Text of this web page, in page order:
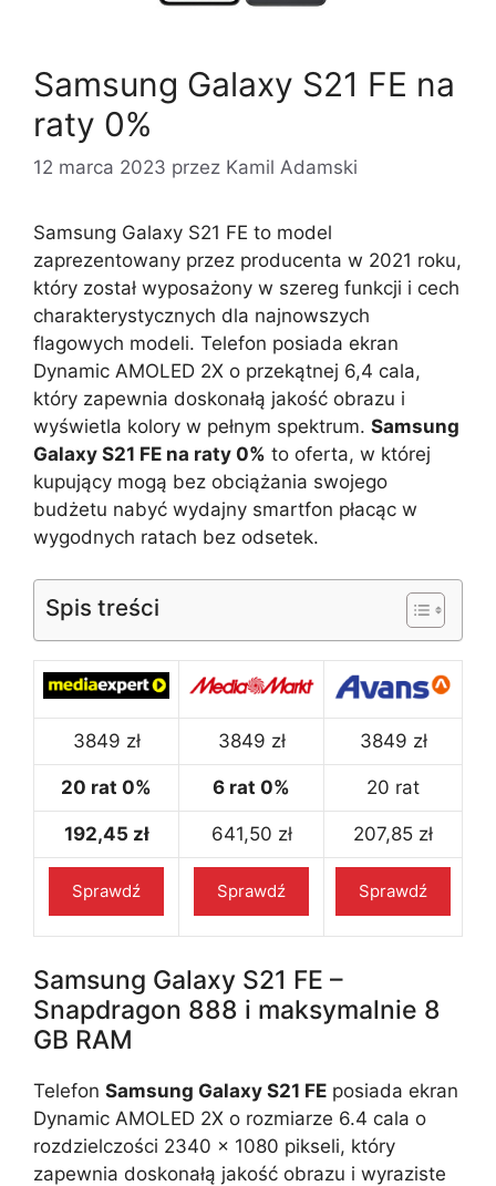
Samsung Galaxy S21 FE na
raty 0%
12 marca 2023 przez Kamil Adamski
Samsung Galaxy S21 FE to model
zaprezentowany przez producenta w 2021 roku,
który został wyposażony w szereg funkcji i cech
charakterystycznych dla najnowszych
flagowych modeli. Telefon posiada ekran
Dynamic AMOLED 2X o przekątnej 6,4 cala,
który zapewnia doskonałą jakość obrazu i
wyświetla kolory w pełnym spektrum. Samsung
Galaxy S21 FE na raty 0% to oferta, w której
kupujący mogą bez obciążania swojego
budżetu nabyć wydajny smartfon płacąc w
wygodnych ratach bez odsetek.
Spis treści
3849 zł 3849 zł 3849 zł
20 rat 0% 6 rat 0% 20 rat
192,45 zł 641,50 zł 207,85 zł
Sprawdź Sprawdź Sprawdź
Samsung Galaxy S21 FE –
Snapdragon 888 i maksymalnie 8
GB RAM
Telefon Samsung Galaxy S21 FE posiada ekran
Dynamic AMOLED 2X o rozmiarze 6.4 cala o
rozdzielczości 2340 x 1080 pikseli, który
zapewnia doskonałą jakość obrazu i wyraziste